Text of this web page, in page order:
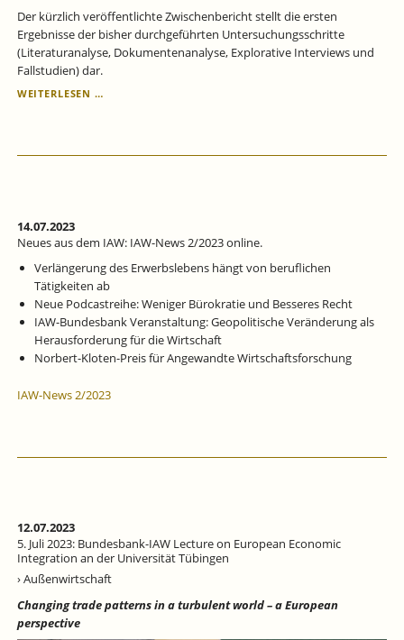
Der kürzlich veröffentlichte Zwischenbericht stellt die ersten
Ergebnisse der bisher durchgeführten Untersuchungsschritte
(Literaturanalyse, Dokumentenanalyse, Explorative Interviews und
Fallstudien) dar.
WEITERLESEN …WIE
ZUR
MÄNNERN
SGB
II-
ZIELSTEUERUNGSSYSTEM
IN
DEN
JOBCENTERN
14.07.2023
Neues aus dem IAW: IAW-News 2/2023 online.
Verlängerung des Erwerbslebens hängt von beruflichen
Tätigkeiten ab
Neue Podcastreihe: Weniger Bürokratie und Besseres Recht
IAW-Bundesbank Veranstaltung: Geopolitische Veränderung als
Herausforderung für die Wirtschaft
Norbert-Kloten-Preis für Angewandte Wirtschaftsforschung
IAW-News 2/2023
12.07.2023
5. Juli 2023: Bundesbank-IAW Lecture on European Economic
Integration an der Universität Tübingen
› Außenwirtschaft
Changing trade patterns in a turbulent world – a European
perspective